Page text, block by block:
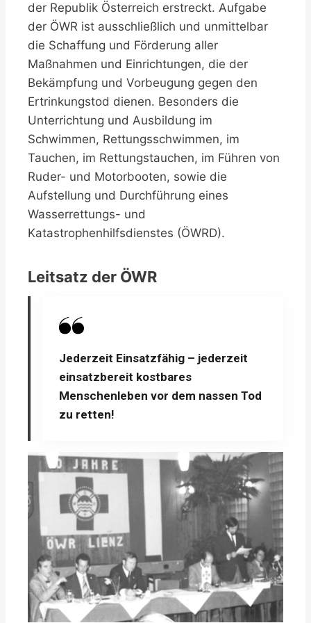
der Republik Österreich erstreckt. Aufgabe
der ÖWR ist ausschließlich und unmittelbar
die Schaffung und Förderung aller
Maßnahmen und Einrichtungen, die der
Bekämpfung und Vorbeugung gegen den
Ertrinkungstod dienen. Besonders die
Unterrichtung und Ausbildung im
Schwimmen, Rettungsschwimmen, im
Tauchen, im Rettungstauchen, im Führen von
Ruder- und Motorbooten, sowie die
Aufstellung und Durchführung eines
Wasserrettungs- und
Katastrophenhilfsdienstes (ÖWRD).
Leitsatz der ÖWR
Jederzeit Einsatzfähig – jederzeit
einsatzbereit kostbares
Menschenleben vor dem nassen Tod
zu retten!